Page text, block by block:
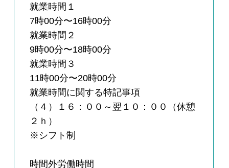
就業時間１
7時00分〜16時00分
就業時間２
9時00分〜18時00分
就業時間３
11時00分〜20時00分
就業時間に関する特記事項
（４）１６：００～翌１０：００（休憩
２ｈ）
※シフト制
時間外労働時間